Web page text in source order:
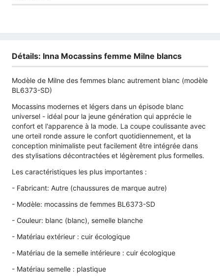
Détails: Inna Mocassins femme Milne blancs
Modèle de Milne des femmes blanc autrement blanc (modèle
BL6373-SD)
Mocassins modernes et légers dans un épisode blanc
universel - idéal pour la jeune génération qui apprécie le
confort et l'apparence à la mode. La coupe coulissante avec
une orteil ronde assure le confort quotidiennement, et la
conception minimaliste peut facilement être intégrée dans
des stylisations décontractées et légèrement plus formelles.
Les caractéristiques les plus importantes :
- Fabricant: Autre (chaussures de marque autre)
- Modèle: mocassins de femmes BL6373-SD
- Couleur: blanc (blanc), semelle blanche
- Matériau extérieur : cuir écologique
- Matériau de la semelle intérieure : cuir écologique
- Matériau semelle : plastique